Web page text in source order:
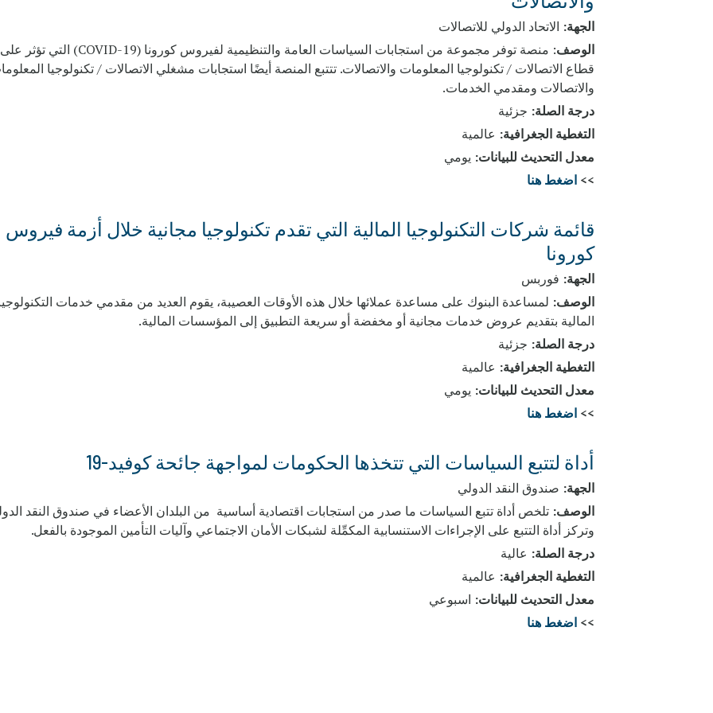
الجهة: الاتحاد الدولي للاتصالات
الوصف
: منصة توفر مجموعة من استجابات السياسات العامة والتنظيمية لفيروس كورونا (COVID-19) التي تؤثر على
قطاع الاتصالات / تكنولوجيا المعلومات والاتصالات. تتتبع المنصة أيضًا استجابات مشغلي الاتصالات / تكنولوجيا
والاتصالات ومقدمي الخدمات.
درجة الصلة: جزئية
التغطية الجغرافية: عالمية
معدل التحديث للبيانات: يومي
>>اضغط هنا
قائمة شركات التكنولوجيا المالية التي تقدم تكنولوجيا مجانية خلال أزمة فيروس
كورونا
الجهة: فوربس
الوصف: لمساعدة البنوك على مساعدة عملائها خلال هذه الأوقات العصيبة، يقوم العديد من مقدمي خدمات
المالية بتقديم عروض خدمات مجانية أو مخفضة أو سريعة التطبيق إلى المؤسسات المالية.
درجة الصلة: جزئية
التغطية الجغرافية: عالمية
معدل التحديث للبيانات: يومي
>>اضغط هنا
أداة لتتبع السياسات التي تتخذها الحكومات لمواجهة جائحة كوفيد-19
الجهة: صندوق النقد الدولي
الوصف:تلخص أداة تتبع السياسات ما صدر من استجابات اقتصادية أساسية من البلدان الأعضاء في صندوق النقد
وتركز أداة التتبع على الإجراءات الاستنسابية المكمِّلة لشبكات الأمان الاجتماعي وآليات التأمين الموجودة بالفعل.
درجة الصلة: عالية
التغطية الجغرافية: عالمية
معدل التحديث للبيانات: اسبوعي
>>اضغط هنا